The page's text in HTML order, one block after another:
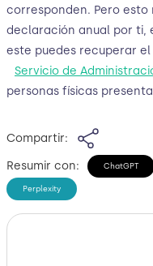
corresponden. Pero
declaración anual por ti,
este puedes recuperar
Servicio de
personas físicas
Compartir:
Resumir con:
ChatGPT
Perplexity